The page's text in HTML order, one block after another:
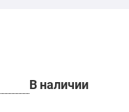
В наличии